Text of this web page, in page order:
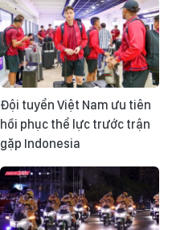
Đội tuyển Việt Nam ưu tiên
hồi phục thể lực trước trận
gặp Indonesia